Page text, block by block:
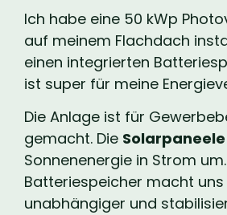
Ich habe eine 50 kWp
auf meinem Flachdach
einen integrierten
ist super für meine
Die Anlage ist für
gemacht. Die Solarpaneele
Sonnenenergie in Strom
Batteriespeicher macht uns
unabhängiger und